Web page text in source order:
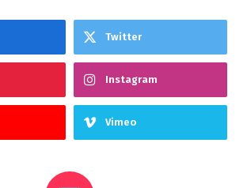
Twitter
Instagram
Vimeo